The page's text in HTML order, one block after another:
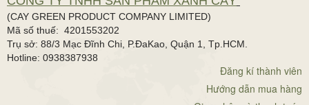
(CAY GREEN PRODUCT COMPANY LIMITED)
Mã số thuế: 4201553202
Trụ sở: 88/3 Mạc Đĩnh Chi, P.ĐaKao, Quận 1, Tp.HCM.
Hotline: 0938387938
Đăng kí thành viên
Hướng dẫn mua hàng